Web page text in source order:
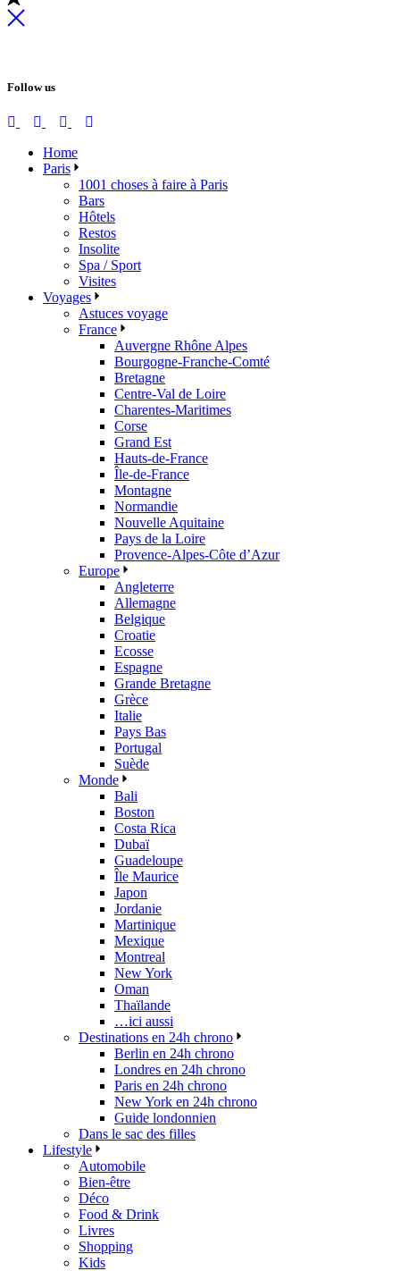
Follow us
Home
Paris
1001 choses à faire à Paris
Bars
Hôtels
Restos
Insolite
Spa / Sport
Visites
Voyages
Astuces voyage
France
Auvergne Rhône Alpes
Bourgogne-Franche-Comté
Bretagne
Centre-Val de Loire
Charentes-Maritimes
Corse
Grand Est
Hauts-de-France
Île-de-France
Montagne
Normandie
Nouvelle Aquitaine
Pays de la Loire
Provence-Alpes-Côte d’Azur
Europe
Angleterre
Allemagne
Belgique
Croatie
Ecosse
Espagne
Grande Bretagne
Grèce
Italie
Pays Bas
Portugal
Suède
Monde
Bali
Boston
Costa Rica
Dubaï
Guadeloupe
Île Maurice
Japon
Jordanie
Martinique
Mexique
Montreal
New York
Oman
Thaïlande
…ici aussi
Destinations en 24h chrono
Berlin en 24h chrono
Londres en 24h chrono
Paris en 24h chrono
New York en 24h chrono
Guide londonnien
Dans le sac des filles
Lifestyle
Automobile
Bien-être
Déco
Food & Drink
Livres
Shopping
Kids